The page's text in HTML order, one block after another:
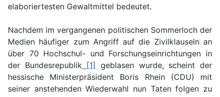
elaboriertesten Gewaltmittel bedeutet.
Nachdem im vergangenen politischen Sommerloch der
Medien häufiger zum Angriff auf die Zivilklauseln an
über 70 Hochschul- und Forschungseinrichtungen in
der Bundesrepublik [1] geblasen wurde, scheint der
hessische Ministerpräsident Boris Rhein (CDU) mit
seiner anstehenden Wiederwahl nun Taten folgen zu